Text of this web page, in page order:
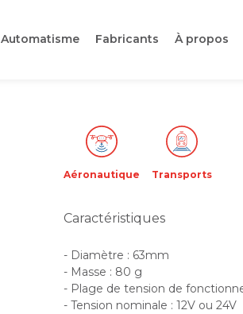
Automatisme Fabricants À propos
Aéronautique Transports
Caractéristiques
- Diamètre : 63mm
- Masse : 80 g
- Plage de tension de
- Tension nominale : 12V ou 24V